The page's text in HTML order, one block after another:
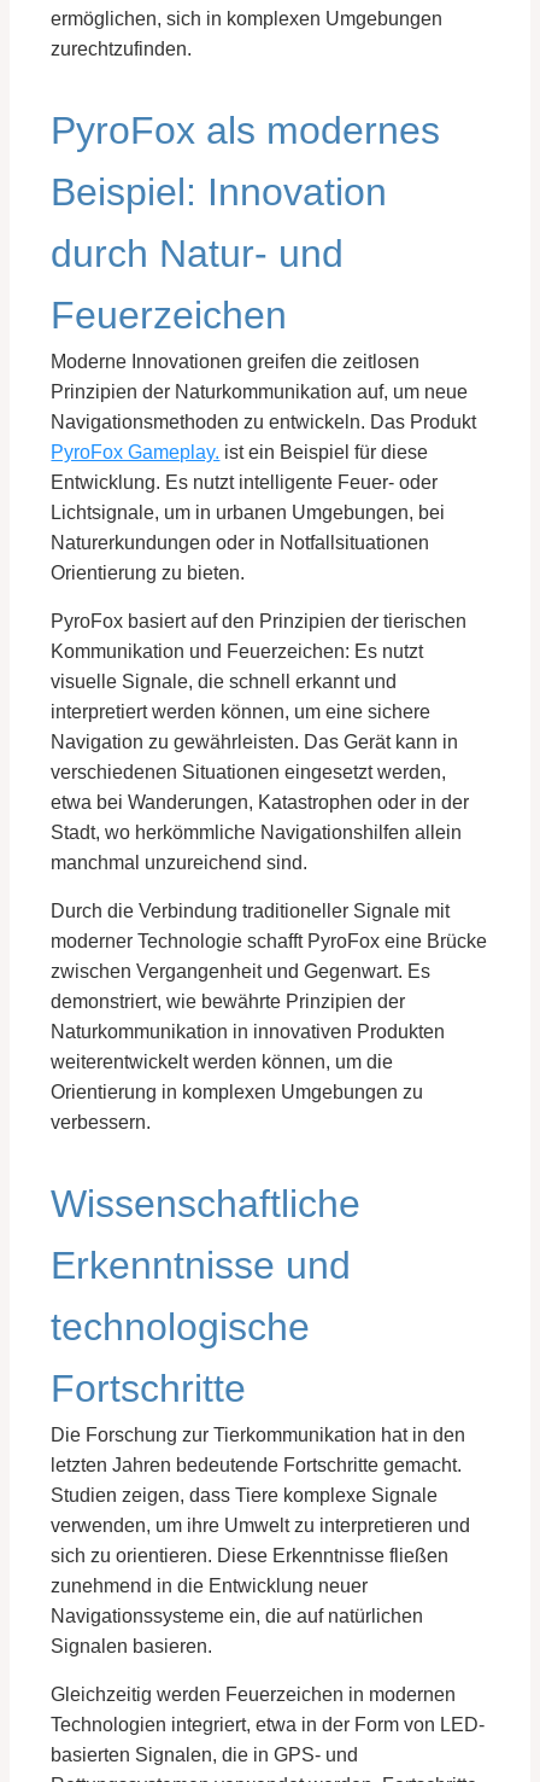
ermöglichen, sich in komplexen Umgebungen
zurechtzufinden.
PyroFox als modernes
Beispiel: Innovation
durch Natur- und
Feuerzeichen
Moderne Innovationen greifen die zeitlosen
Prinzipien der Naturkommunikation auf, um neue
Navigationsmethoden zu entwickeln. Das Produkt
PyroFox Gameplay. ist ein Beispiel für diese
Entwicklung. Es nutzt intelligente Feuer- oder
Lichtsignale, um in urbanen Umgebungen, bei
Naturerkundungen oder in Notfallsituationen
Orientierung zu bieten.
PyroFox basiert auf den Prinzipien der tierischen
Kommunikation und Feuerzeichen: Es nutzt
visuelle Signale, die schnell erkannt und
interpretiert werden können, um eine sichere
Navigation zu gewährleisten. Das Gerät kann in
verschiedenen Situationen eingesetzt werden,
etwa bei Wanderungen, Katastrophen oder in der
Stadt, wo herkömmliche Navigationshilfen allein
manchmal unzureichend sind.
Durch die Verbindung traditioneller Signale mit
moderner Technologie schafft PyroFox eine Brücke
zwischen Vergangenheit und Gegenwart. Es
demonstriert, wie bewährte Prinzipien der
Naturkommunikation in innovativen Produkten
weiterentwickelt werden können, um die
Orientierung in komplexen Umgebungen zu
verbessern.
Wissenschaftliche
Erkenntnisse und
technologische
Fortschritte
Die Forschung zur Tierkommunikation hat in den
letzten Jahren bedeutende Fortschritte gemacht.
Studien zeigen, dass Tiere komplexe Signale
verwenden, um ihre Umwelt zu interpretieren und
sich zu orientieren. Diese Erkenntnisse fließen
zunehmend in die Entwicklung neuer
Navigationssysteme ein, die auf natürlichen
Signalen basieren.
Gleichzeitig werden Feuerzeichen in modernen
Technologien integriert, etwa in der Form von LED-
basierten Signalen, die in GPS- und